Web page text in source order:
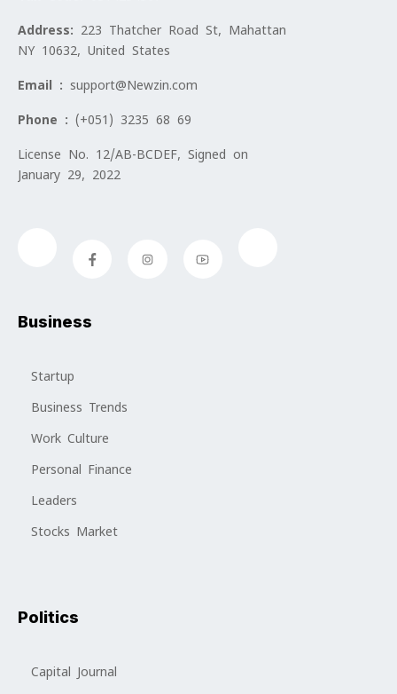
Address: 223 Thatcher Road St, Mahattan
NY 10632, United States
Email : support@Newzin.com
Phone : (+051) 3235 68 69
License No. 12/AB-BCDEF, Signed on
January 29, 2022
Business
Startup
Business Trends
Work Culture
Personal Finance
Leaders
Stocks Market
Politics
Capital Journal